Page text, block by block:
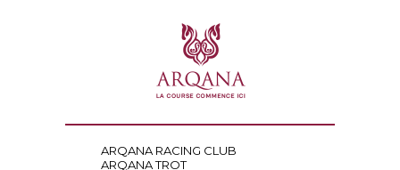
ARQANA RACING CLUB
ARQANA TROT